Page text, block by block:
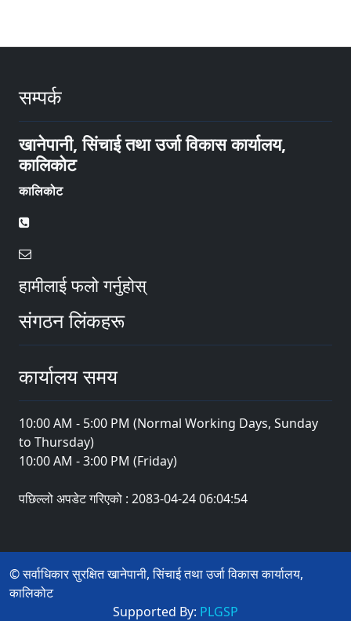
सम्पर्क
खानेपानी, सिंचाई तथा उर्जा विकास कार्यालय,
कालिकोट
कालिकोट
हामीलाई फलो गर्नुहोस्
संगठन लिंकहरू
कार्यालय समय
10:00 AM - 5:00 PM (Normal Working Days, Sunday
to Thursday)
10:00 AM - 3:00 PM (Friday)
पछिल्लो अपडेट गरिएको : 2083-04-24 06:04:54
© सर्वाधिकार सुरक्षित खानेपानी, सिंचाई तथा उर्जा विकास कार्यालय,
कालिकोट
Supported By: PLGSP